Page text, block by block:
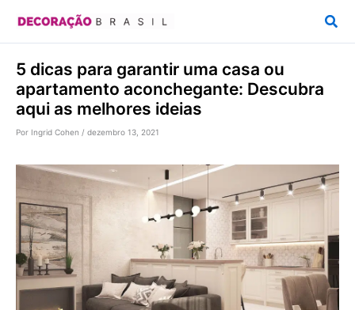
conteúdo
5 dicas para garantir uma casa ou
apartamento aconchegante: Descubra
aqui as melhores ideias
Por Ingrid Cohen / dezembro 13, 2021